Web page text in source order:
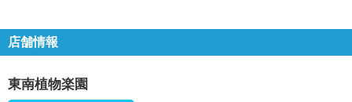
店舗情報
東南植物楽園